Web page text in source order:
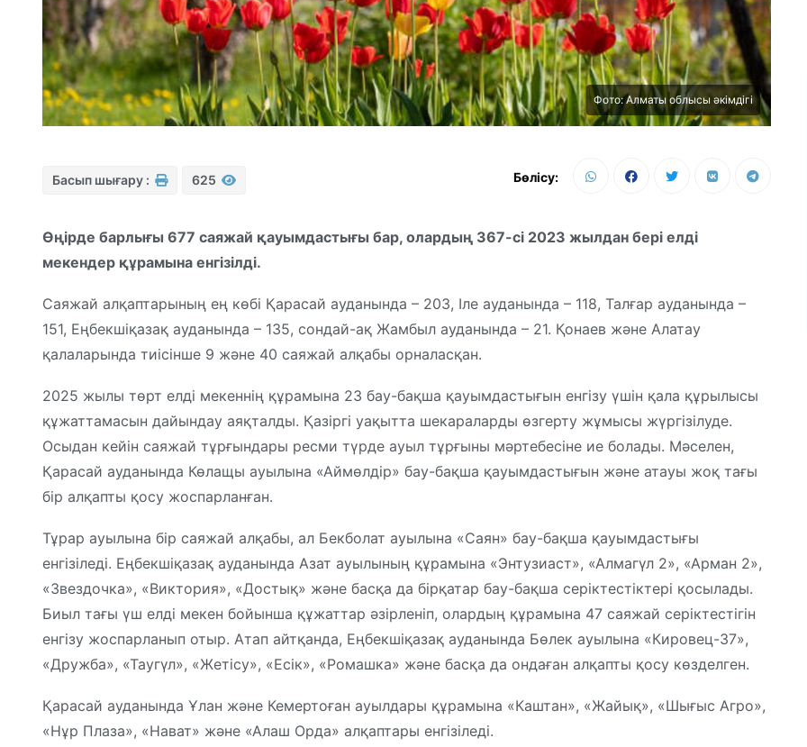
Фото: Алматы облысы әкімдігі
Басып шығару : 625 Бөлісу:
Өңірде барлығы 677 саяжай қауымдастығы бар, олардың 367-сі 2023 жылдан бері елді
мекендер құрамына енгізілді.
Саяжай алқаптарының ең көбі Қарасай ауданында – 203, Іле ауданында – 118, Талғар ауданында –
151, Еңбекшіқазақ ауданында – 135, сондай-ақ Жамбыл ауданында – 21. Қонаев және Алатау
қалаларында тиісінше 9 және 40 саяжай алқабы орналасқан.
2025 жылы төрт елді мекеннің құрамына 23 бау-бақша қауымдастығын енгізу үшін қала құрылысы
құжаттамасын дайындау аяқталды. Қазіргі уақытта шекараларды өзгерту жұмысы жүргізілуде.
Осыдан кейін саяжай тұрғындары ресми түрде ауыл тұрғыны мәртебесіне ие болады. Мәселен,
Қарасай ауданында Көлащы ауылына «Аймөлдір» бау-бақша қауымдастығын және атауы жоқ тағы
бір алқапты қосу жоспарланған.
Тұрар ауылына бір саяжай алқабы, ал Бекболат ауылына «Саян» бау-бақша қауымдастығы
енгізіледі. Еңбекшіқазақ ауданында Азат ауылының құрамына «Энтузиаст», «Алмагүл 2», «Арман 2»,
«Звездочка», «Виктория», «Достық» және басқа да бірқатар бау-бақша серіктестіктері қосылады.
Биыл тағы үш елді мекен бойынша құжаттар әзірленіп, олардың құрамына 47 саяжай серіктестігін
енгізу жоспарланып отыр. Атап айтқанда, Еңбекшіқазақ ауданында Бөлек ауылына «Кировец-37»,
«Дружба», «Таугүл», «Жетісу», «Есік», «Ромашка» және басқа да ондаған алқапты қосу көзделген.
Қарасай ауданында Ұлан және Кемертоған ауылдары құрамына «Каштан», «Жайық», «Шығыс Агро»,
«Нұр Плаза», «Нават» және «Алаш Орда» алқаптары енгізіледі.